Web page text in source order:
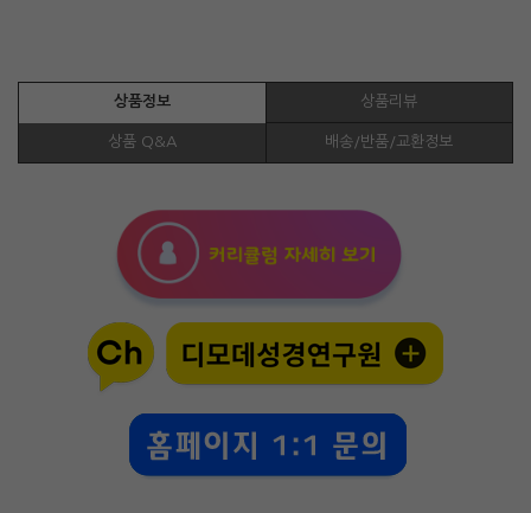
상품정보 상품리뷰
상품 Q&A 배송/반품/교환정보